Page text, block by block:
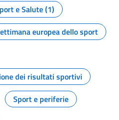
e Salute (1)
europea dello sport
dei risultati sportivi
Sport e periferie